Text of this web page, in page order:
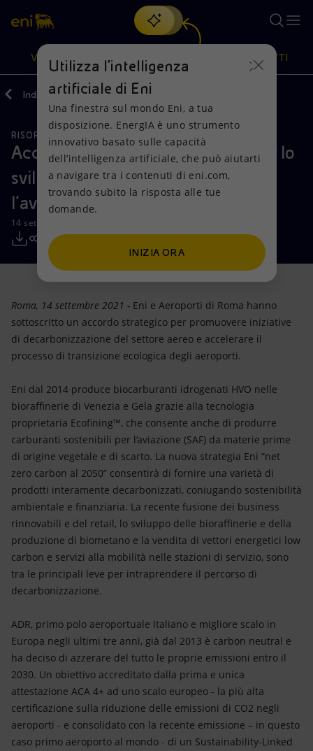
Cerca
scopri EnergIA, la nostra nuova soluzione di intelligenza
artificiale.
VISIONE
Visione
Mission e valori
Persone e Partnership
Net Zero
Modello satellitare
Energia accessibile
Innovazione
Scenari energetici
Azioni
Diversificazione energetica
Tecnologie per la transizione
Collaborazioni per l'innovazione
Attività nel mondo
PRODOTTI
Prodotti
Casa
Imprese
Mobilità
Indietro Media Comunicati Stampa
RISORSE NATURALI
Accordo Eni-Aeroporti di Roma per lo
sviluppo di biocarburanti per
l’aviazione
14 settembre 2021 - 10:30 CEST
Roma, 14 settembre 2021 - Eni e Aeroporti di Roma hanno
sottoscritto un accordo strategico per promuovere iniziative
di decarbonizzazione del settore aereo e accelerare il
processo di transizione ecologica degli aeroporti.
Eni dal 2014 produce biocarburanti idrogenati HVO nelle
bioraffinerie di Venezia e Gela grazie alla tecnologia
proprietaria Ecofining™, che consente anche di produrre
carburanti sostenibili per l’aviazione (SAF) da materie prime
di origine vegetale e di scarto. La nuova strategia Eni “net
zero carbon al 2050” consentirà di fornire una varietà di
prodotti interamente decarbonizzati, coniugando sostenibilità
ambientale e finanziaria. La recente fusione dei business
rinnovabili e del retail, lo sviluppo delle bioraffinerie e della
produzione di biometano e la vendita di vettori energetici low
carbon e servizi alla mobilità nelle stazioni di servizio, sono
tra le principali leve per intraprendere il percorso di
decarbonizzazione.
ADR, primo polo aeroportuale italiano e migliore scalo in
Europa negli ultimi tre anni, già dal 2013 è carbon neutral e
ha deciso di azzerare del tutto le proprie emissioni entro il
2030. Un obiettivo accreditato dalla prima e unica
attestazione ACA 4+ ad uno scalo europeo - la più alta
certificazione sulla riduzione delle emissioni di CO2 negli
aeroporti - e consolidato con la recente emissione – in questo
caso primo aeroporto al mondo - di un Sustainability-Linked
Utilizza l'intelligenza
artificiale di Eni
Una finestra sul mondo Eni, a tua
disposizione. EnergIA è uno strumento
innovativo basato sulle capacità
dell’intelligenza artificiale, che può aiutarti
a navigare tra i contenuti di eni.com,
trovando subito la risposta alle tue
domande.
INIZIA ORA